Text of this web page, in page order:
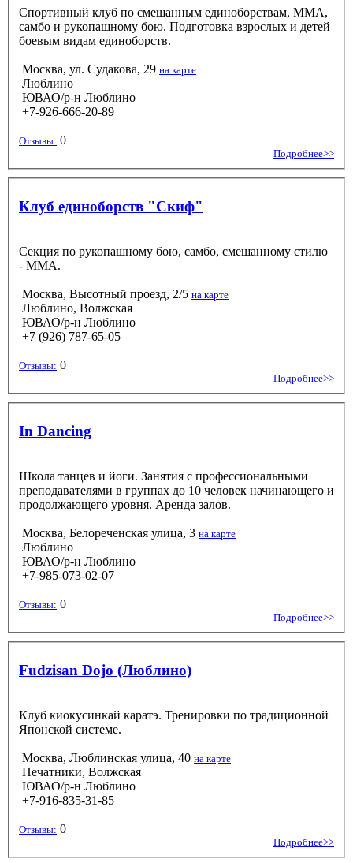
Спортивный клуб по смешанным единоборствам, MMA,
самбо и рукопашному бою. Подготовка взрослых и детей
боевым видам единоборств.
Москва, ул. Судакова, 29 на карте
Люблино
ЮВАО/р-н Люблино
+7-926-666-20-89
Отзывы: 0
Подробнее>>
Клуб единоборств "Скиф"
Секция по рукопашному бою, самбо, смешанному стилю
- ММА.
Москва, Высотный проезд, 2/5 на карте
Люблино, Волжская
ЮВАО/р-н Люблино
+7 (926) 787-65-05
Отзывы: 0
Подробнее>>
In Dancing
Школа танцев и йоги. Занятия с профессиональными
преподавателями в группах до 10 человек начинающего и
продолжающего уровня. Аренда залов.
Москва, Белореченская улица, 3 на карте
Люблино
ЮВАО/р-н Люблино
+7-985-073-02-07
Отзывы: 0
Подробнее>>
Fudzisan Dojo (Люблино)
Клуб киокусинкай каратэ. Тренировки по традиционной
Японской системе.
Москва, Люблинская улица, 40 на карте
Печатники, Волжская
ЮВАО/р-н Люблино
+7-916-835-31-85
Отзывы: 0
Подробнее>>